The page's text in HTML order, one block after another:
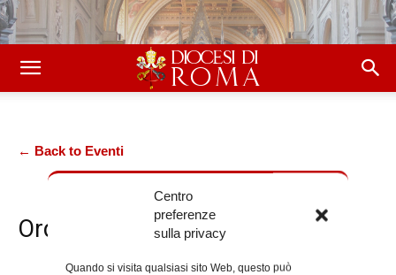
Centro
preferenze
sulla privacy
Quando si visita qualsiasi sito Web, questo può
← Back to Eventi
Ordo Viduarum